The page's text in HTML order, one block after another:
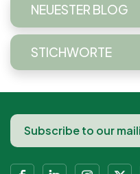
NEUESTER BLOG
STICHWORTE